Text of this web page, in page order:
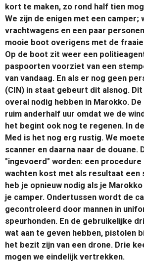
kort te maken, zo rond half tien
We zijn de enigen met een camper;
vrachtwagens en een paar
mooie boot overigens met de
Op de boot zit weer een
paspoorten voorziet van een
van vandaag. En als er nog geen
(CIN) in staat gebeurt dit alsnog. Dit
overal nodig hebben in Marokko.
ruim anderhalf uur omdat we de
het begint ook nog te regenen. In
Med is het nog erg rustig. We
scanner en daarna naar de douane.
"ingevoerd" worden: een
wachten kost met als resultaat een
heb je opnieuw nodig als je
je camper. Ondertussen wordt de
gecontroleerd door mannen in
speurhonden. En de gebruikelijke
wat aan te geven hebben, pistolen
het bezit zijn van een drone. Drie
mogen we eindelijk vertrekken.